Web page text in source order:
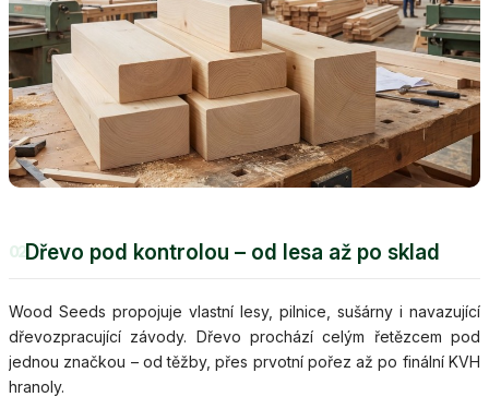
02Dřevo pod kontrolou – od lesa až po sklad
Wood Seeds propojuje vlastní lesy, pilnice, sušárny i navazující
dřevozpracující závody. Dřevo prochází celým řetězcem pod
jednou značkou – od těžby, přes prvotní pořez až po finální KVH
hranoly.